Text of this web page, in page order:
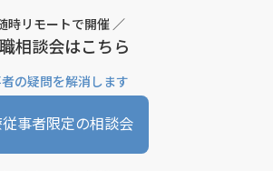
時リモートで開催 ／
相談会はこちら
の疑問を解消します
事者限定の相談会